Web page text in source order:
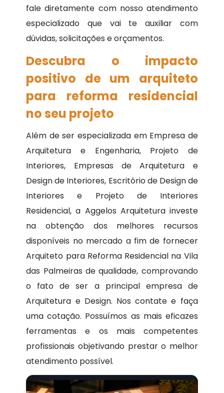
fale diretamente com nosso atendimento
especializado que vai te auxiliar com
dúvidas, solicitações e orçamentos.
Descubra o impacto
positivo de um arquiteto
para reforma residencial
no seu projeto
Além de ser especializada em Empresa de
Arquitetura e Engenharia, Projeto de
Interiores, Empresas de Arquitetura e
Design de Interiores, Escritório de Design de
Interiores e Projeto de Interiores
Residencial, a Aggelos Arquitetura investe
na obtenção dos melhores recursos
disponíveis no mercado a fim de fornecer
Arquiteto para Reforma Residencial na Vila
das Palmeiras de qualidade, comprovando
o fato de ser a principal empresa de
Arquitetura e Design. Nos contate e faça
uma cotação. Possuímos as mais eficazes
ferramentas e os mais competentes
profissionais objetivando prestar o melhor
atendimento possível.